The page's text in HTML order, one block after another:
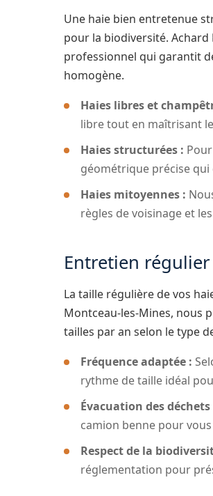
Une haie bien entretenue
pour la biodiversité. Achard
professionnel qui garantit
homogène.
Haies libres et
libre tout en maîtrisant
Haies structurées :
géométrique précise
Haies mitoyennes :
règles de voisinage et
Entretien
La taille régulière de vos
Montceau-les-Mines, nous
tailles par an selon le type
Fréquence adaptée :
rythme de taille idéal
Évacuation des déchets
camion benne pour
Respect de la
réglementation pour